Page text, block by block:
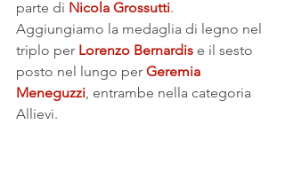
parte di Nicola Grossutti.
Aggiungiamo la medaglia di legno nel
triplo per Lorenzo Bernardis e il sesto
posto nel lungo per Geremia
Meneguzzi, entrambe nella categoria
Allievi.